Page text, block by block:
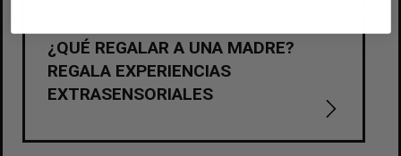
¿QUÉ REGALAR A UNA MADRE?
REGALA EXPERIENCIAS
EXTRASENSORIALES